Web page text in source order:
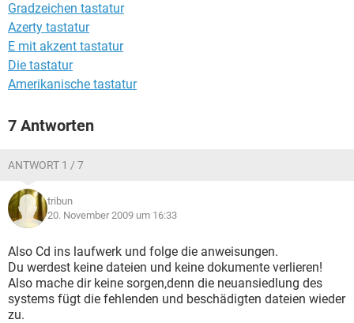
Gradzeichen tastatur
Azerty tastatur
E mit akzent tastatur
Die tastatur
Amerikanische tastatur
7 Antworten
ANTWORT 1 / 7
tribun
20. November 2009 um 16:33
Also Cd ins laufwerk und folge die anweisungen.
Du werdest keine dateien und keine dokumente verlieren!
Also mache dir keine sorgen,denn die neuansiedlung des
systems fügt die fehlenden und beschädigten dateien wieder
zu.